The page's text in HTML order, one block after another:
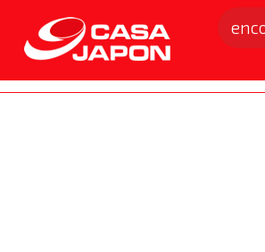
Toda a LojaVestuário